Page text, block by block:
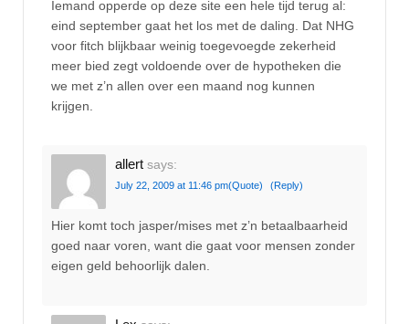
Iemand opperde op deze site een hele tijd terug al:
eind september gaat het los met de daling. Dat NHG
voor fitch blijkbaar weinig toegevoegde zekerheid
meer bied zegt voldoende over de hypotheken die
we met z’n allen over een maand nog kunnen
krijgen.
allert says:
July 22, 2009 at 11:46 pm(Quote) (Reply)
Hier komt toch jasper/mises met z’n betaalbaarheid
goed naar voren, want die gaat voor mensen zonder
eigen geld behoorlijk dalen.